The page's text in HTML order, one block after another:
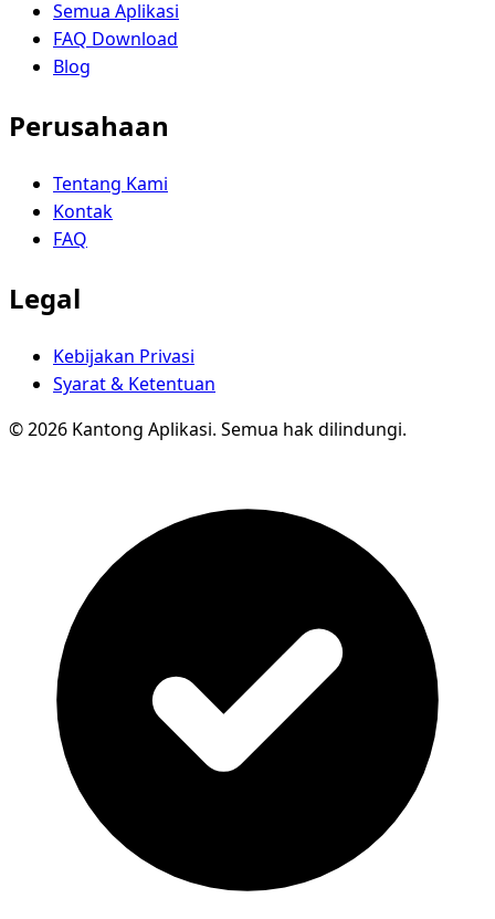
Semua Aplikasi
FAQ Download
Blog
Perusahaan
Tentang Kami
Kontak
FAQ
Legal
Kebijakan Privasi
Syarat & Ketentuan
© 2026 Kantong Aplikasi. Semua hak dilindungi.